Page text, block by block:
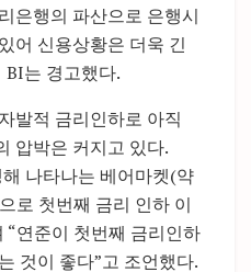
은행의 파산으로 은행시
어 신용상황은 더욱 긴
는 경고했다.
발적 금리인하로 아직
압박은 커지고 있다.
나타나는 베어마켓(약
로 첫번째 금리 인하 이
“연준이 첫번째 금리인하
것이 좋다”고 조언했다.